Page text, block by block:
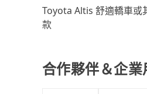
Toyota Altis 舒適轎車或
款
合作夥伴＆企業